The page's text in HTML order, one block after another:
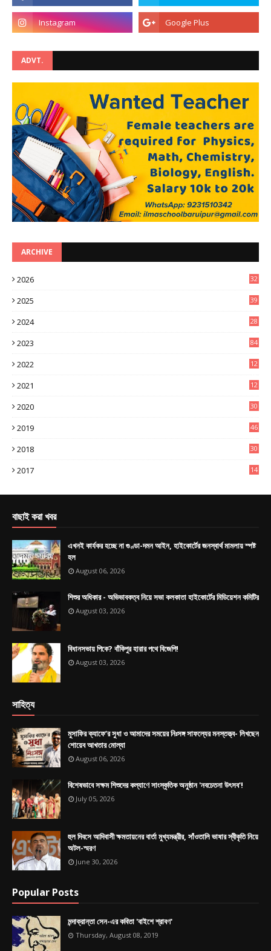
ADVT.
ARCHIVE
2026
32
2025
39
2024
28
2023 84
2022
12
2021
12
2020
30
2019
46
2018
30
2017
14
বাছাই করা খবর
এখনই কার্যকর হচ্ছে না গুণ্ডা-দমন আইন, হাইকোর্টের জনস্বার্থ মামলায় স্পষ্ট
হল
August 06, 2026
শিশুর অধিকার - অভিভাবকত্ব নিয়ে সভা কলকাতা হাইকোর্টের মিডিয়েশন কমিটির
August 03, 2026
বিধানসভায় পিকে? বাঁকিপুর হারার পথে বিজেপি!
August 03, 2026
সাহিত্য
মুসাফির ক্যাফে’র সুধা ও আমাদের সময়ের নিঃসঙ্গ সাফল্যের মনস্তত্ত্ব- লিখছেন
শোয়েব আখতার মোল্যা
August 06, 2026
বিশেষভাবে সক্ষম শিশুদের কল্যাণে সাংস্কৃতিক অনুষ্ঠান 'নবচেতনা উৎসব'!
July 05, 2026
হুল দিবসে আদিবাসী ক্ষমতায়নের বার্তা মুখ্যমন্ত্রীর, সাঁওতালি ভাষার স্বীকৃতি নিয়ে
অটল-স্মরণ
June 30, 2026
Popular Posts
মন্দাক্রান্তা সেন-এর কবিতা 'বাইশে শ্রাবণ'
Thursday, August 08, 2019